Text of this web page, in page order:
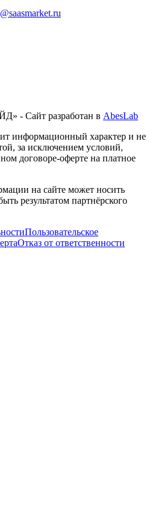
- Сайт разработан в AbesLab
информационный характер и не
за исключением условий,
договоре-оферте на платное
на сайте может носить
результатом партнёрского
Пользовательское
Отказ от ответственности